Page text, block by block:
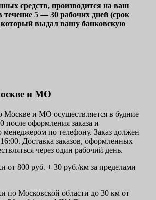
средств, производится на ваш
течение 5 — 30 рабочих дней (срок
который выдал вашу банковскую
и МО
Москве и МО осуществляется в будние
после оформления заказа и
менеджером по телефону. Заказ должен
Доставка заказов, оформленных
через один рабочий день.
от 800 руб. + 30 руб./км за пределами
по Московской области до 30 км от